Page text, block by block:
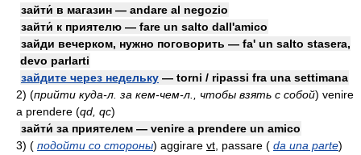
зайти́ в магазин — andare al negozio
зайти́ к приятелю — fare un salto dall'amico
зайди вечерком, нужно поговорить — fa' un salto stasera,
devo parlarti
зайдите через недельку — torni / ripassi fra una settimana
2) (прийти куда-л. за кем-чем-л., чтобы взять с собой) venire
a prendere (qd, qc)
зайти́ за приятелем — venire a prendere un amico
3) ( подойти со стороны) aggirare vt , passare ( da una parte)